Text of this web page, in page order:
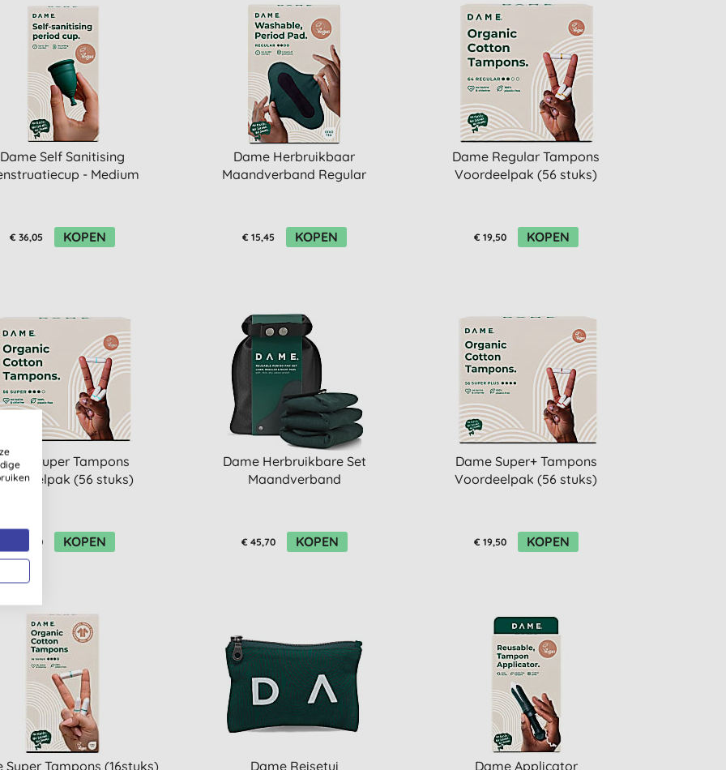
Dame Self Sanitising
- Medium
€ 36,05 KOPEN
Dame Herbruikbaar
Maandverband Regular
€ 15,45 KOPEN
Dame Regular Tampons
Voordeelpak (56 stuks)
€ 19,50 KOPEN
Super Tampons
(56 stuks)
€ 19,50 KOPEN
Dame Herbruikbare Set
Maandverband
€ 45,70 KOPEN
Dame Super+ Tampons
Voordeelpak (56 stuks)
€ 19,50 KOPEN
Super Tampons (16stuks) Dame Reisetui Dame Applicator